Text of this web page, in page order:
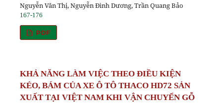
Nguyễn Văn Thị, Nguyễn Đình Dương, Trần Quang Bảo
167-176
PDF
KHẢ NĂNG LÀM VIỆC THEO ĐIỀU KIỆN
KÉO, BÁM CỦA XE Ô TÔ THACO HD72 SẢN
XUẤT TẠI VIỆT NAM KHI VẬN CHUYỂN GỖ